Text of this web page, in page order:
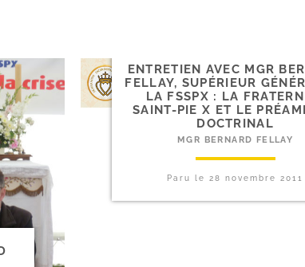
ENTRETIEN AVEC MGR
FELLAY, SUPÉRIEUR
LA FSSPX : LA
SAINT-​PIE X ET LE
DOCTRINAL
MGR BERNARD FELLAY
Paru le28 novembre 2011